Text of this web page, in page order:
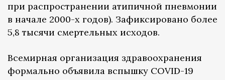
при распространении атипичной пневмонии
в начале 2000-х годов). Зафиксировано более
5,8 тысячи смертельных исходов.
Всемирная организация здравоохранения
формально объявила вспышку COVID-19